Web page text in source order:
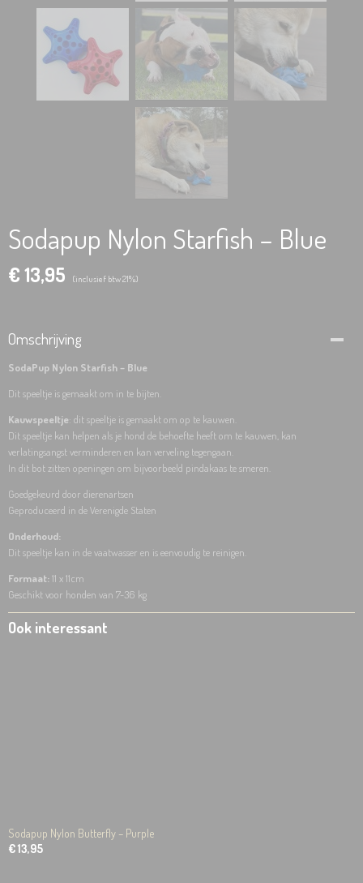
Sodapup Nylon Starfish – Blue
€ 13,95 (inclusief btw 21%)
Omschrijving
SodaPup Nylon Starfish – Blue
Dit speeltje is gemaakt om in te bijten.
Kauwspeeltje: dit speeltje is gemaakt om op te kauwen.
Dit speeltje kan helpen als je hond de behoefte heeft om te kauwen, kan
verlatingsangst verminderen en kan verveling tegengaan.
In dit bot zitten openingen om bijvoorbeeld pindakaas te smeren.
Goedgekeurd door dierenartsen
Geproduceerd in de Verenigde Staten
Onderhoud:
Dit speeltje kan in de vaatwasser en is eenvoudig te reinigen.
Formaat:11 x 11cm
Geschikt voor honden van 7-36 kg
Ook interessant
Sodapup Nylon Butterfly – Purple
€ 13,95